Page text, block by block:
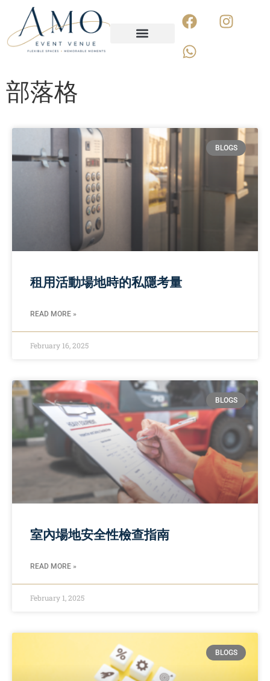
部落格
BLOGS
租用活動場地時的私隱考量
READ MORE »
February 16, 2025
BLOGS
室內場地安全性檢查指南
READ MORE »
February 1, 2025
BLOGS